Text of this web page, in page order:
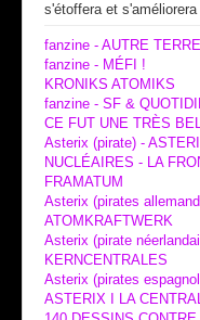
s'étoffera et
fanzine - AUTRE
fanzine - MÉFI !
KRONIKS ATOMIKS
fanzine - SF &
CE FUT UNE TRÈS
Asterix (pirate) -
NUCLÉAIRES - LA
FRAMATUM
Asterix (pirates
ATOMKRAFTWERK
Asterix (pirate
KERNCENTRALES
Asterix (pirates
ASTERIX I LA